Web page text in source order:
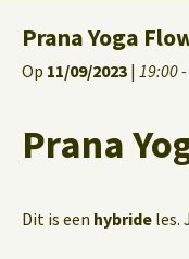
inhoud
Prana Yoga
Op 11/09/2023 | 19:00
Prana
Dit is een hybride les.